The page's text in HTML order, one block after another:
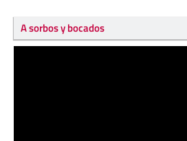
A sorbos y bocados